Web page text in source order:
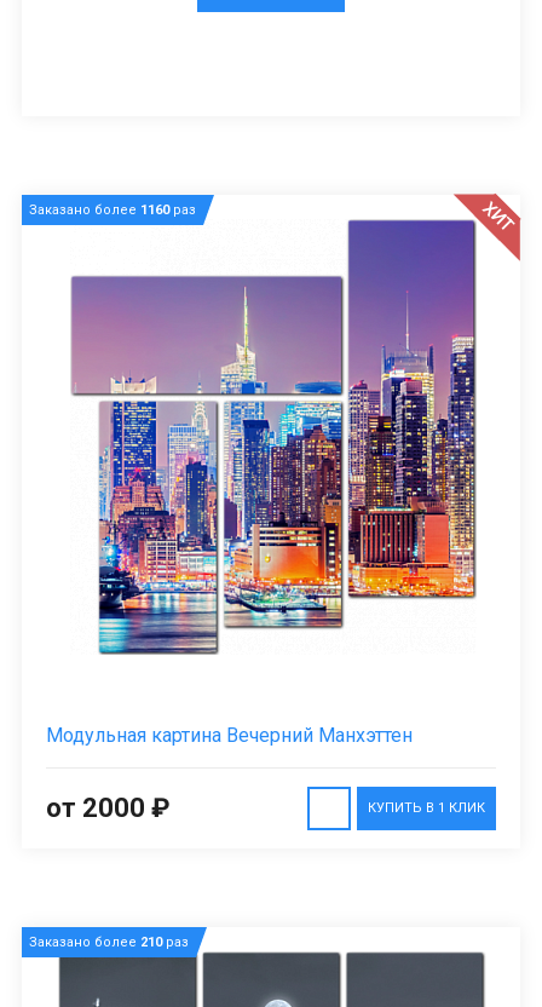
Заказано более 1160раз ХИТ
Модульная картина Вечерний Манхэттен
КУПИТЬ В 1 КЛИК
от 2000 ₽
Заказано более 210раз